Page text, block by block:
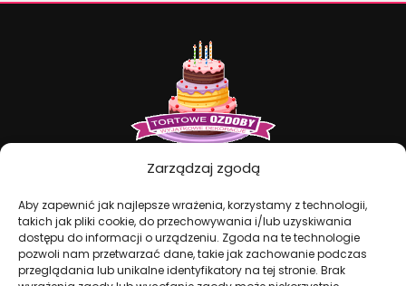
Zarządzaj zgodą
Aby zapewnić jak najlepsze wrażenia, korzystamy z technologii,
takich jak pliki cookie, do przechowywania i/lub uzyskiwania
dostępu do informacji o urządzeniu. Zgoda na te technologie
pozwoli nam przetwarzać dane, takie jak zachowanie podczas
przeglądania lub unikalne identyfikatory na tej stronie. Brak
Dekoracje na torty i akcesoria imprezowe
KONTAKT I DANE FIRMOWE
+48 511 246 275